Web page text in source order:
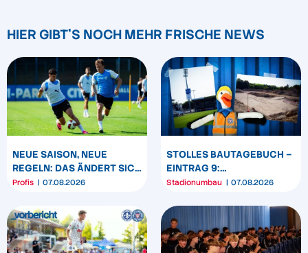
HIER GIBT'S NOCH MEHR FRISCHE NEWS
NEUE SAISON, NEUE
REGELN: DAS ÄNDERT SICH
ZUM START DER 2.
Profis 07.08.2026
STOLLES BAUTAGEBUCH –
EINTRAG 9:
TIEFENSONDIERUNG UND
Stadionumbau 07.08.2026